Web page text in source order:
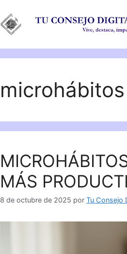
microhábitos
MÁS
8 de octubre de 2025 por Tu Consejo